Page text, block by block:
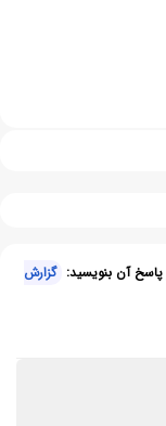
پاسخ آن بنویسید: گزارش